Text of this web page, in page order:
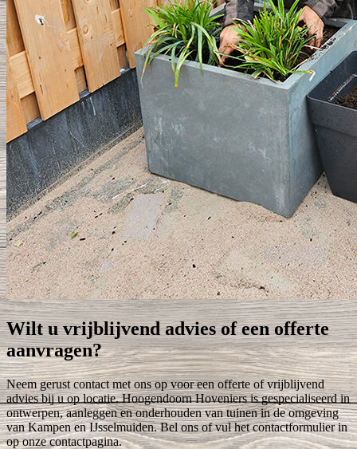
Wilt u vrijblijvend advies of een offerte
aanvragen?
Neem gerust contact met ons op voor een offerte of vrijblijvend
advies bij u op locatie. Hoogendoorn Hoveniers is gespecialiseerd in
ontwerpen, aanleggen en onderhouden van tuinen in de omgeving
van Kampen en IJsselmuiden. Bel ons of vul het contactformulier in
op onze contactpagina.